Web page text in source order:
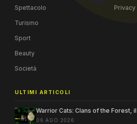
Spettacolo
Turismo
Sport
Beauty
Società
ULTIMI ARTICOLI
Warrior Cats: Clans of the Forest,
06 AGO 2026